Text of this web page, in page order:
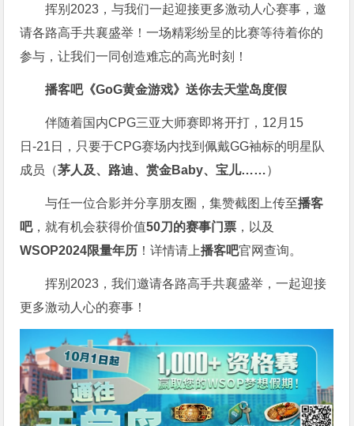
挥别2023，与我们一起迎接更多激动人心赛事，邀
请各路高手共襄盛举！一场精彩纷呈的比赛等待着你的
参与，让我们一同创造难忘的高光时刻！
播客吧《GoG黄金游戏》送你去天堂岛度假
伴随着国内CPG三亚大师赛即将开打，12月15
日-21日，只要于CPG赛场内找到佩戴GG袖标的明星队
成员（茅人及、路迪、赏金Baby、宝儿……）
与任一位合影并分享朋友圈，集赞截图上传至播客
吧，就有机会获得价值50刀的赛事门票 ，以及
WSOP2024限量年历 ！详情请上播客吧官网查询。
挥别2023，我们邀请各路高手共襄盛举，一起迎接
更多激动人心的赛事！